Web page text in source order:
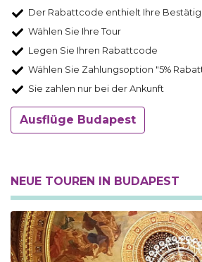
Der Rabattcode enthielt Ihre
Wählen Sie Ihre Tour
Legen Sie Ihren Rabattcode
Wählen Sie Zahlungsoption "5%
Sie zahlen nur bei der Ankunft
Ausflüge Budapest
NEUE TOUREN IN BUDAPEST